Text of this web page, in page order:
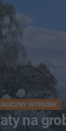
WYPADEK
na